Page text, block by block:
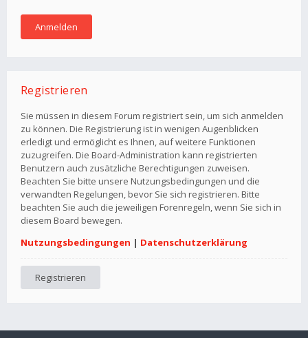
Registrieren
Sie müssen in diesem Forum registriert sein, um sich anmelden
zu können. Die Registrierung ist in wenigen Augenblicken
erledigt und ermöglicht es Ihnen, auf weitere Funktionen
zuzugreifen. Die Board-Administration kann registrierten
Benutzern auch zusätzliche Berechtigungen zuweisen.
Beachten Sie bitte unsere Nutzungsbedingungen und die
verwandten Regelungen, bevor Sie sich registrieren. Bitte
beachten Sie auch die jeweiligen Forenregeln, wenn Sie sich in
diesem Board bewegen.
Nutzungsbedingungen | Datenschutzerklärung
Registrieren